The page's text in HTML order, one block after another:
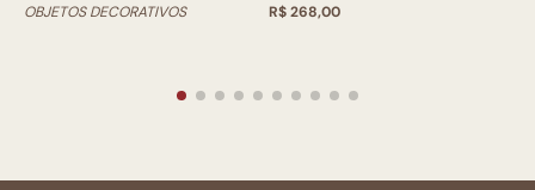
OBJETOS DECORATIVOS
R$ 268,00